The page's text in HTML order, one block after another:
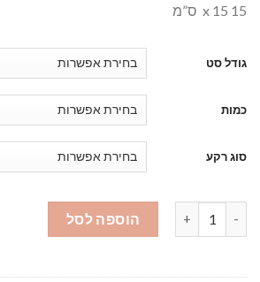
15 x 15 ס”מ
גודל סט
כמות
סוג רקע
כמות של מדבקות אריחים לקיר 174
הוספה לסל